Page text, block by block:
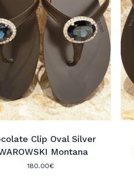
Clip Oval Silver
Montana
180.00€